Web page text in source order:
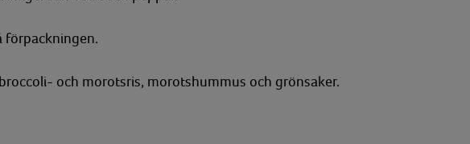
förpackningen.
och morotsris, morotshummus och grönsaker.